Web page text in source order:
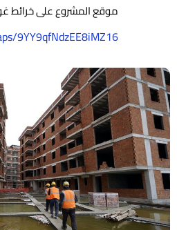
موقع المشروع على خرائط
9YY9qfNdzEE8iMZ16